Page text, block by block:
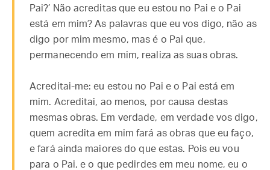
Pai?’ Não acreditas que eu estou no Pai e o Pai
está em mim? As palavras que eu vos digo, não as
digo por mim mesmo, mas é o Pai que,
permanecendo em mim, realiza as suas obras.
Acreditai-me: eu estou no Pai e o Pai está em
mim. Acreditai, ao menos, por causa destas
mesmas obras. Em verdade, em verdade vos digo,
quem acredita em mim fará as obras que eu faço,
e fará ainda maiores do que estas. Pois eu vou
para o Pai, e o que pedirdes em meu nome, eu o